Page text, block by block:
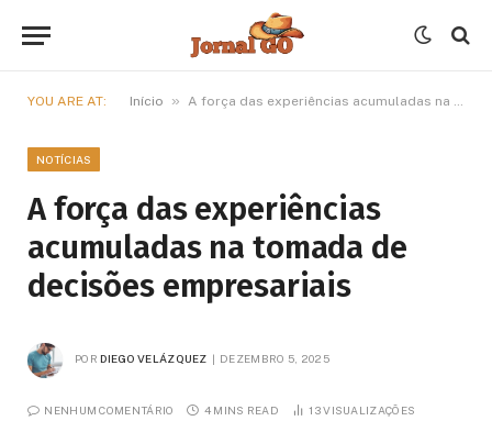
YOU ARE AT: Início » A força das experiências acumuladas na tomada de decisões empresariais
NOTÍCIAS
A força das experiências
acumuladas na tomada de
decisões empresariais
POR DIEGO VELÁZQUEZ DEZEMBRO 5, 2025
NENHUM COMENTÁRIO 4 MINS READ 13VISUALIZAÇÕES